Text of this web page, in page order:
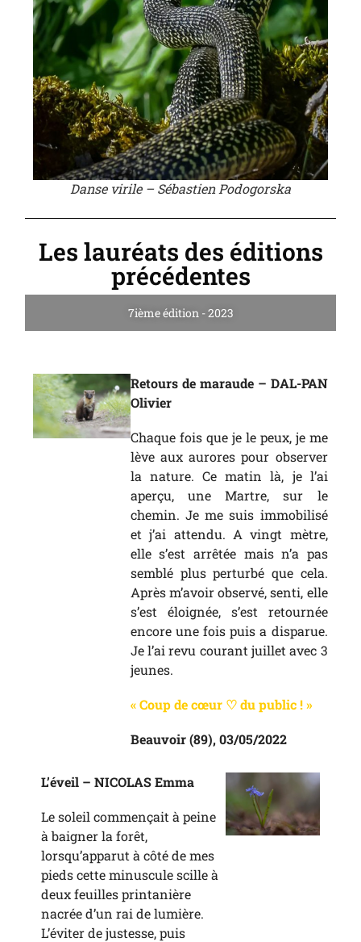
Danse virile – Sébastien Podogorska
Les lauréats des éditions
précédentes
7ième édition - 2023
Retours de maraude – DAL-PAN
Olivier
Chaque fois que je le peux, je me
lève aux aurores pour observer
la nature. Ce matin là, je l’ai
aperçu, une Martre, sur le
chemin. Je me suis immobilisé
et j’ai attendu. A vingt mètre,
elle s’est arrêtée mais n’a pas
semblé plus perturbé que cela.
Après m’avoir observé, senti, elle
s’est éloignée, s’est retournée
encore une fois puis a disparue.
Je l’ai revu courant juillet avec 3
jeunes.
« Coup de cœur ♡ du public ! »
Beauvoir (89), 03/05/2022
L’éveil – NICOLAS Emma
Le soleil commençait à peine
à baigner la forêt,
lorsqu’apparut à côté de mes
pieds cette minuscule scille à
deux feuilles printanière
nacrée d’un rai de lumière.
L’éviter de justesse, puis